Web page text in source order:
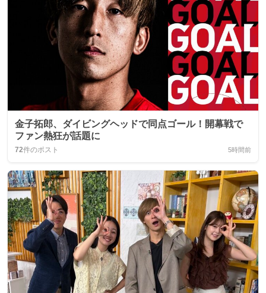
金子拓郎、ダイビングヘッドで同点ゴール！開幕戦で
ファン熱狂が話題に
72件のポスト 5時間前